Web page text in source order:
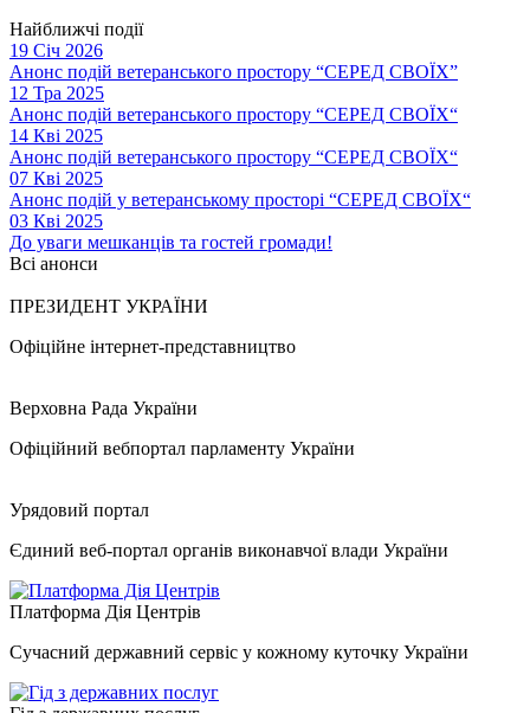
Найближчі події
19 Січ 2026
Анонс подій ветеранського простору “СЕРЕД СВОЇХ”
12 Тра 2025
Анонс подій ветеранського простору “СЕРЕД СВОЇХ“
14 Кві 2025
Анонс подій ветеранського простору “СЕРЕД СВОЇХ“
07 Кві 2025
Анонс подій у ветеранському просторі “СЕРЕД СВОЇХ“
03 Кві 2025
До уваги мешканців та гостей громади!
Всі анонси
ПРЕЗИДЕНТ УКРАЇНИ
Офіційне інтернет-представництво
Верховна Рада України
Офіційний вебпортал парламенту України
Урядовий портал
Єдиний веб-портал органів виконавчої влади України
Платформа Дія Центрів
Сучасний державний сервіс у кожному куточку України